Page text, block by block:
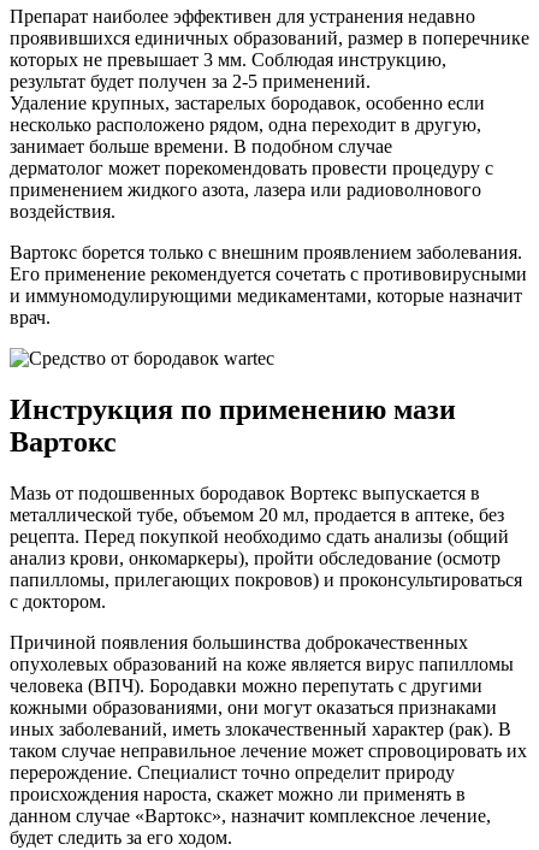
Препарат наиболее эффективен для устранения недавно
проявившихся единичных образований, размер в поперечнике
которых не превышает 3 мм. Соблюдая инструкцию,
результат будет получен за 2-5 применений.
Удаление крупных, застарелых бородавок, особенно если
несколько расположено рядом, одна переходит в другую,
занимает больше времени. В подобном случае
дерматолог может порекомендовать провести процедуру с
применением жидкого азота, лазера или радиоволнового
воздействия.
Вартокс борется только с внешним проявлением заболевания.
Его применение рекомендуется сочетать с противовирусными
и иммуномодулирующими медикаментами, которые назначит
врач.
Инструкция по применению мази
Вартокс
Мазь от подошвенных бородавок Вортекс выпускается в
металлической тубе, объемом 20 мл, продается в аптеке, без
рецепта. Перед покупкой необходимо сдать анализы (общий
анализ крови, онкомаркеры), пройти обследование (осмотр
папилломы, прилегающих покровов) и проконсультироваться
с доктором.
Причиной появления большинства доброкачественных
опухолевых образований на коже является вирус папилломы
человека (ВПЧ). Бородавки можно перепутать с другими
кожными образованиями, они могут оказаться признаками
иных заболеваний, иметь злокачественный характер (рак). В
таком случае неправильное лечение может спровоцировать их
перерождение. Специалист точно определит природу
происхождения нароста, скажет можно ли применять в
данном случае «Вартокс», назначит комплексное лечение,
будет следить за его ходом.